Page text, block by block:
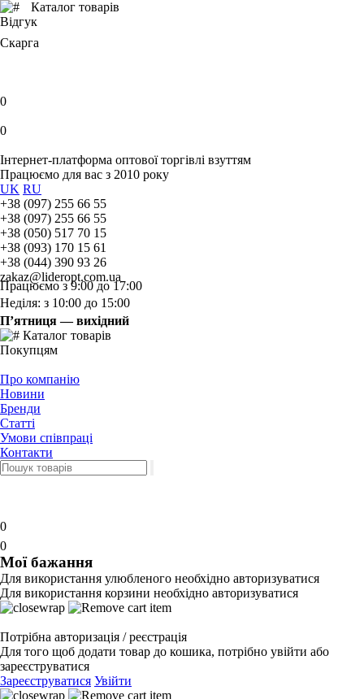
Каталог товарів
Відгук
Скарга
0
0
Інтернет-платформа оптової торгівлі взуттям
Працюємо для вас з 2010 року
UK RU
+38 (097) 255 66 55
+38 (097) 255 66 55
+38 (050) 517 70 15
+38 (093) 170 15 61
+38 (044) 390 93 26
zakaz@lideropt.com.ua
Працюємо з 9:00 до 17:00
Неділя: з 10:00 до 15:00
П’ятниця — вихідний
Каталог товарів
Покупцям
Про компанію
Новини
Бренди
Статті
Умови співпраці
Контакти
0
0
Мої бажання
Для використання улюбленого необхідно авторизуватися
Для використання корзини необхідно авторизуватися
Потрібна авторизація / реєстрація
Для того щоб додати товар до кошика, потрібно увійти або
зареєструватися
Зареєструватися Увійти